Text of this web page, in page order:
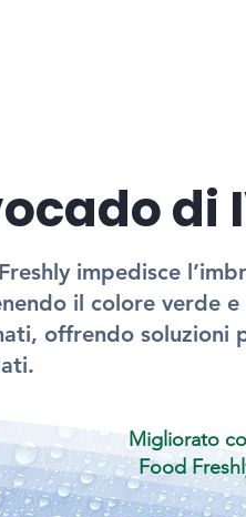
di
impedisce
il colore verde
offrendo soluzioni
Migliorato
Food